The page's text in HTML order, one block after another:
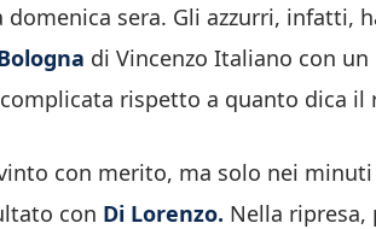
sera. Gli azzurri, infatti,
di Vincenzo Italiano con
rispetto a quanto dica il
con merito, ma solo nei
con Di Lorenzo. Nella